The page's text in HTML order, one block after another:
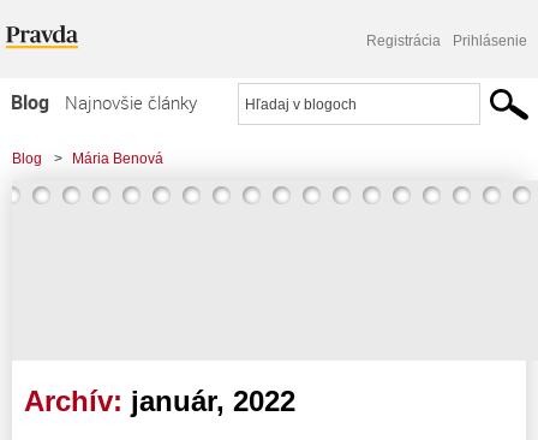
Registrácia Prihlásenie
Blog
Najnovšie články
Najčítanejšie články
Najkomentovanejšie články
Blog > Mária Benová
Archív: január, 2022